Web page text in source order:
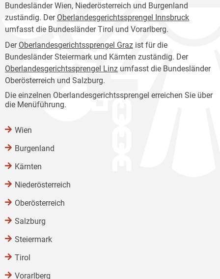
Bundesländer Wien, Niederösterreich und Burgenland
zuständig. Der Oberlandesgerichtssprengel Innsbruck
umfasst die Bundesländer Tirol und Vorarlberg.
Der Oberlandesgerichtssprengel Graz ist für die
Bundesländer Steiermark und Kärnten zuständig. Der
Oberlandesgerichtssprengel Linz umfasst die Bundesländer
Oberösterreich und Salzburg.
Die einzelnen Oberlandesgerichtssprengel erreichen Sie über
die Menüführung.
Wien
Burgenland
Kärnten
Niederösterreich
Oberösterreich
Salzburg
Steiermark
Tirol
Vorarlberg